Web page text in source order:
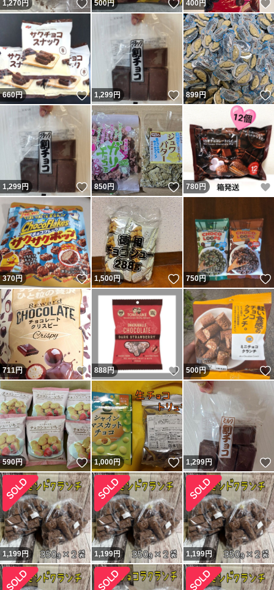
1,270円 いいね！
500円 いいね！
400円
660円 いいね！
1,299円 いいね！
899円
1,299円 いいね！
850円 いいね！
780 円
370円 いいね！
1,500円 いいね！
750円
711円 いいね！
888円 いいね！
500円
590円 いいね！
1,000円 いいね！
1,299円
1,199円 1,199円 1,199円